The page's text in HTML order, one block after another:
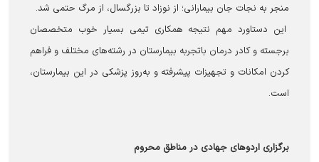
منجر به نجات جان بیمارانی؛ از نوزاد تا بزرگسال، از مرگ حتمی شد.
این دستاورد مهم نتیجه همکاری تیمی بسیار خوب متخصصان
برجسته و کادر درمان باتجربه بیمارستان در رشته‌های مختلف و فراهم
کردن امکانات و تجهیزات پیشرفته و به‌روز پزشکی در این بیمارستان،
است.
برگزاری اردوهای جهادی در مناطق محروم